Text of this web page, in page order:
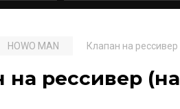
HOWO MAN Клапан на
на рессивер